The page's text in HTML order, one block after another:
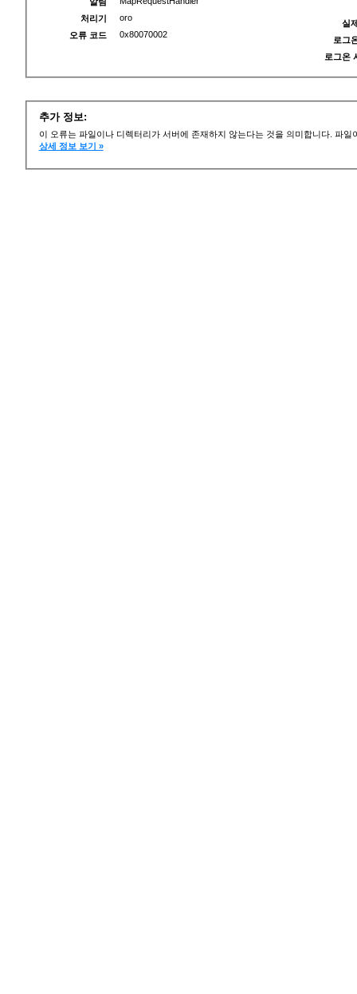
처리기
oro
오류 코드
0x80070002
실
로그
로그온
추가 정보:
이 오류는 파일이나 디렉터리가 서버에 존재하지 않는다는 것을 의미합니다. 파
상세 정보 보기 »